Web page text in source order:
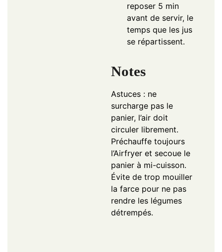
reposer 5 min
avant de servir, le
temps que les jus
se répartissent.
Notes
Astuces : ne
surcharge pas le
panier, l’air doit
circuler librement.
Préchauffe toujours
l’Airfryer et secoue le
panier à mi-cuisson.
Évite de trop mouiller
la farce pour ne pas
rendre les légumes
détrempés.